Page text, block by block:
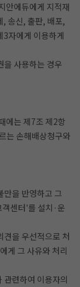
안에듀에게 지적재
, 송신, 출판, 배포,
3자에게 이용하게
사용하는 경우
에는 제7조 제2항
는 손해배상청구와
을 반영하고 그
센터'를 설치·운
을 우선적으로 처
게 그 사유와 처리
련하여 이용자의